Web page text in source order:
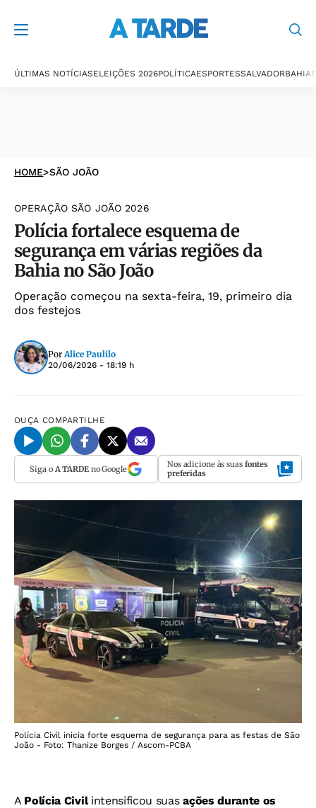
ÚLTIMAS NOTÍCIASELEIÇÕES 2026POLÍTICAESPORTESSALVADORBAHIA
HOME>SÃO JOÃO
OPERAÇÃO SÃO JOÃO 2026
Polícia fortalece esquema de
segurança em várias regiões da
Bahia no São João
Operação começou na sexta-feira, 19, primeiro dia
dos festejos
Por Alice Paulilo
20/06/2026 - 18:19 h
OUÇA COMPARTILHE
Siga o A TARDEno Google Nos adicione às suas fontes
preferidas
Polícia Civil inicia forte esquema de segurança para as festas de São
João - Foto: Thanize Borges / Ascom-PCBA
A Polícia Civilintensificou suasações durante os